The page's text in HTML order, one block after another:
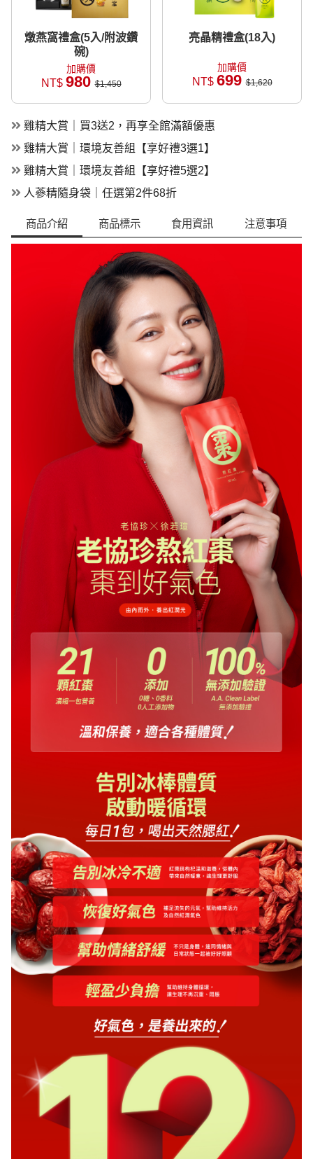
燉燕窩禮盒(5入/附波鑽
碗)
加購價
NT$ 980$1,450
亮晶精禮盒(18入)
加購價
NT$ 699$1,620
雞精大賞｜買3送2，再享全館滿額優惠
雞精大賞｜環境友善組【享好禮3選1】
雞精大賞｜環境友善組【享好禮5選2】
人蔘精隨身袋｜任選第2件68折
商品介紹 商品標示 食用資訊 注意事項